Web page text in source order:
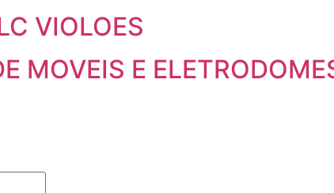
VIOLOES
MOVEIS E